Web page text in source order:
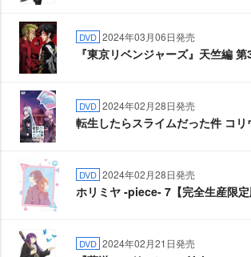
DVD 2024年03月06日発売
『東京リベンジャーズ』天竺編 第
DVD 2024年02月28日発売
転生したらスライムだった件 コリ
DVD 2024年02月28日発売
ホリミヤ -piece- 7【完全生産限定
DVD 2024年02月21日発売